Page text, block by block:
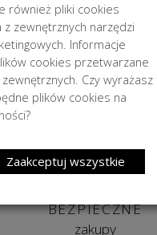
200x100x76cm
10 499,00 złPierwotna
cena
wynosiła:
10
499,00 zł.
6 999,00
Najniższa cena w ciągu 30 dni:
999,00zł
BEZPIECZNE
zakupy
również pliki cookies
zewnętrznych narzędzi
Informacje
cookies przetwarzane
Czy wyrażasz
plików cookies na
Zaakceptuj wszystkie